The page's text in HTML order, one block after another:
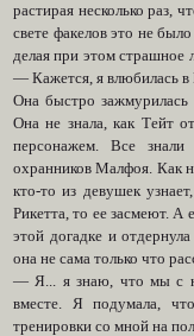
растирая несколько раз,
свете факелов это не
делая при этом страшное
— Кажется, я влюбилась в
Она быстро зажмурилась
Она не знала, как Тейт
персонажем. Все
охранников Малфоя. Как
кто-то из девушек
Рикетта, то ее засмеют. А
этой догадке и
она не сама только что
— Я... я знаю, что мы с
вместе. Я подумала,
тренировки со мной на